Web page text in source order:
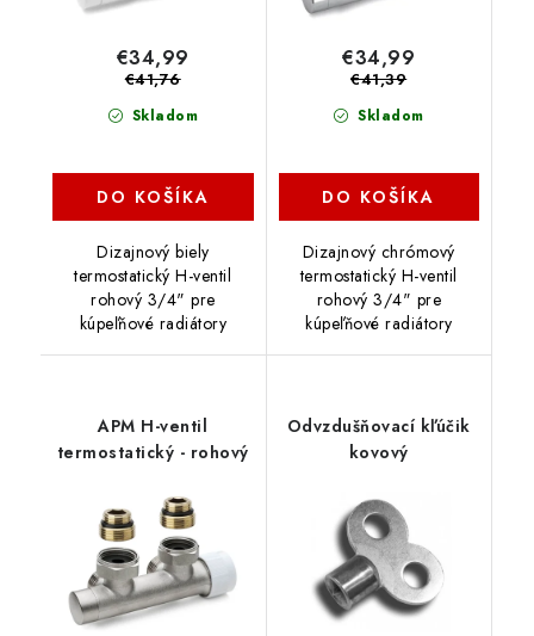
Skladom
€34,99
€41,76
DO KOŠÍKA
Dizajnový biely
termostatický H-ventil
rohový 3/4" pre
kúpeľňové radiátory
Skladom
€34,99
€41,39
DO KOŠÍKA
Dizajnový chrómový
termostatický H-ventil
rohový 3/4" pre
kúpeľňové radiátory
APM H-ventil
termostatický - rohový
Odvzdušňovací kľúčik
kovový